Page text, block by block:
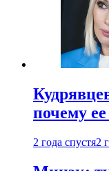
почему
2 года спустя2